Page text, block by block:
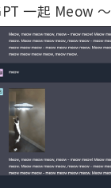
一起 Meow ～